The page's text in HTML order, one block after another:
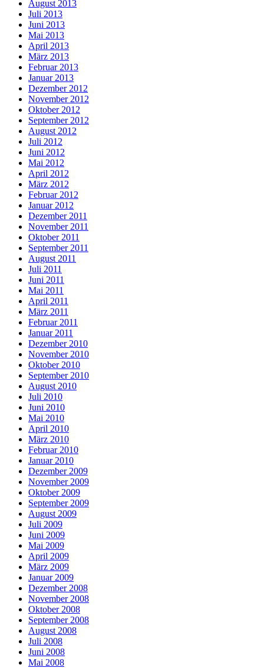
August 2013
Juli 2013
Juni 2013
Mai 2013
April 2013
März 2013
Februar 2013
Januar 2013
Dezember 2012
November 2012
Oktober 2012
September 2012
August 2012
Juli 2012
Juni 2012
Mai 2012
April 2012
März 2012
Februar 2012
Januar 2012
Dezember 2011
November 2011
Oktober 2011
September 2011
August 2011
Juli 2011
Juni 2011
Mai 2011
April 2011
März 2011
Februar 2011
Januar 2011
Dezember 2010
November 2010
Oktober 2010
September 2010
August 2010
Juli 2010
Juni 2010
Mai 2010
April 2010
März 2010
Februar 2010
Januar 2010
Dezember 2009
November 2009
Oktober 2009
September 2009
August 2009
Juli 2009
Juni 2009
Mai 2009
April 2009
März 2009
Januar 2009
Dezember 2008
November 2008
Oktober 2008
September 2008
August 2008
Juli 2008
Juni 2008
Mai 2008